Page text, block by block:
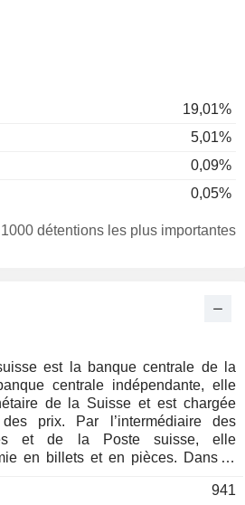
19,01%
5,01%
0,09%
0,05%
détentions les plus importantes
est la banque centrale de la
centrale indépendante, elle
de la Suisse et est chargée
prix. Par l’intermédiaire des
et de la Poste suisse, elle
en billets et en pièces. Dans le
services pour les paiements
941